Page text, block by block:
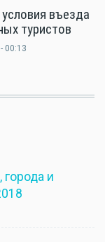
въезда
туристов
00:13
и